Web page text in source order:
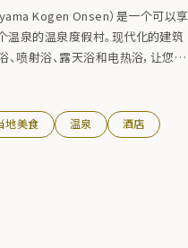
Kogen Onsen）是一个可以享
泉的温泉度假村。现代化的建筑
、喷射浴、露天浴和电热浴，让您尽
对神经痛和关节痛有疗效，还能使
地美食 温泉 酒店